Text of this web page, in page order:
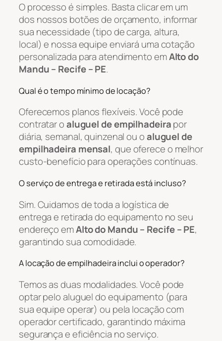
O processo é simples. Basta clicar em um
dos nossos botões de orçamento, informar
sua necessidade (tipo de carga, altura,
local) e nossa equipe enviará uma cotação
personalizada para atendimento emAlto do
Mandu – Recife – PE.
Qual é o tempo mínimo de locação?
Oferecemos planos flexíveis. Você pode
contratar oaluguel de empilhadeirapor
diária, semanal, quinzenal ou oaluguel de
empilhadeira mensal, que oferece o melhor
custo-benefício para operações contínuas.
O serviço de entrega e retirada está incluso?
Sim. Cuidamos de toda a logística de
entrega e retirada do equipamento no seu
endereço emAlto do Mandu – Recife – PE,
garantindo sua comodidade.
A locação de empilhadeira inclui o operador?
Temos as duas modalidades. Você pode
optar pelo aluguel do equipamento (para
sua equipe operar) ou pela locação com
operador certificado, garantindo máxima
segurança e eficiência no serviço.